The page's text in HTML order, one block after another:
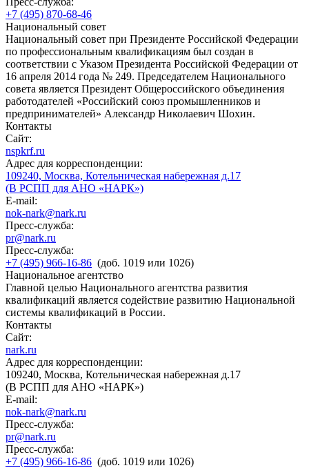
+7 (495) 870-68-46
Национальный совет
Национальный совет при Президенте Российской Федерации
по профессиональным квалификациям был создан в
соответствии с Указом Президента Российской Федерации от
16 апреля 2014 года № 249. Председателем Национального
совета является Президент Общероссийского объединения
работодателей «Российский союз промышленников и
предпринимателей» Александр Николаевич Шохин.
Контакты
Сайт:
nspkrf.ru
Адрес для корреспонденции:
109240, Москва, Котельническая набережная д.17
(В РСПП для АНО «НАРК»)
E-mail:
nok-nark@nark.ru
Пресс-служба:
pr@nark.ru
Пресс-служба:
+7 (495) 966-16-86 (доб. 1019 или 1026)
Национальное агентство
Главной целью Национального агентства развития
квалификаций является содействие развитию Национальной
системы квалификаций в России.
Контакты
Сайт:
nark.ru
Адрес для корреспонденции:
109240, Москва, Котельническая набережная д.17
(В РСПП для АНО «НАРК»)
E-mail:
nok-nark@nark.ru
Пресс-служба:
pr@nark.ru
Пресс-служба:
+7 (495) 966-16-86 (доб. 1019 или 1026)